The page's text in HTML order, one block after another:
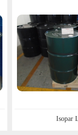
Isopar L